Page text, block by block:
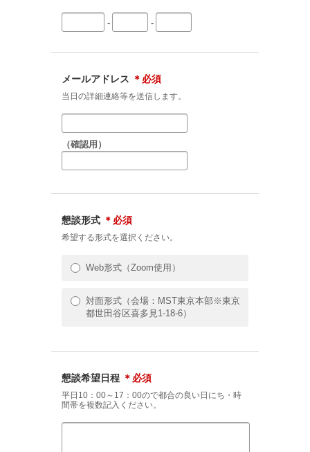
- -
メールアドレス ＊必須
当日の詳細連絡等を送信します。
（確認用）
懇談形式 ＊必須
希望する形式を選択ください。
Web形式（Zoom使用）
対面形式（会場：MST東京本部※東京
都世田谷区喜多見1-18-6）
懇談希望日程 ＊必須
平日10：00～17：00ので都合の良い日にち・時
間帯を複数記入ください。